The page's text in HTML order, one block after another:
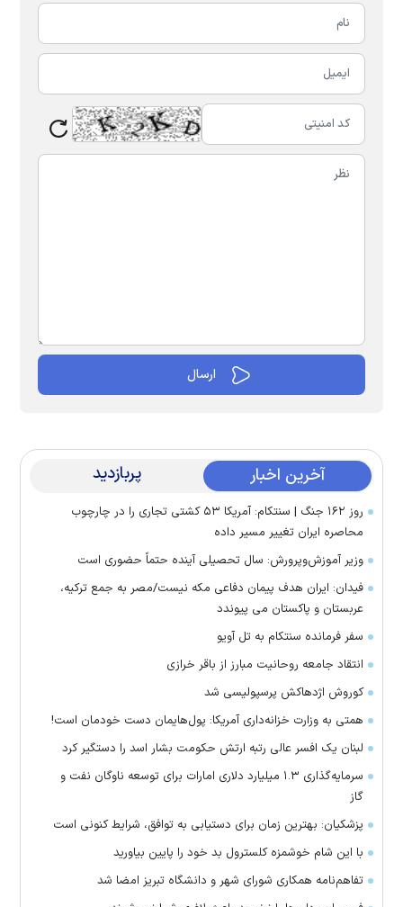
آخرین اخبار پربازدید
روز ۱۶۲ جنگ | سنتکام: آمریکا ۵۳ کشتی تجاری را در چارچوب
محاصره ایران تغییر مسیر داده
وزیر آموزش‌وپرورش: سال تحصیلی آینده حتماً حضوری است
فیدان: ایران هدف پیمان دفاعی مکه نیست/مصر به جمع ترکیه،
عربستان و پاکستان می پیوندد
سفر فرمانده سنتکام به تل آویو
انتقاد جامعه روحانیت مبارز از باقر خرازی
کوروش اژدهاکش پرسپولیسی شد
همتی به وزارت خزانه‌داری آمریکا: پول‌هایمان دست خودمان است!
لبنان یک افسر عالی رتبه ارتش حکومت بشار اسد را دستگیر کرد
سرمایه‌گذاری ۱.۳ میلیارد دلاری امارات برای توسعه ناوگان نفت و
گاز
پزشکیان: بهترین زمان برای دستیابی به توافق، شرایط کنونی است
با این شام خوشمزه کلسترول بد خود را پایین بیاورید
تفاهم‌نامه همکاری شورای شهر و دانشگاه تبریز امضا شد